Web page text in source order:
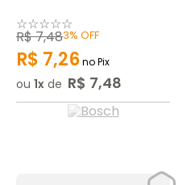
☆☆☆☆☆
R$7,483% OFF
R$ 7,26no Pix
ou 1 de R$ 7,48